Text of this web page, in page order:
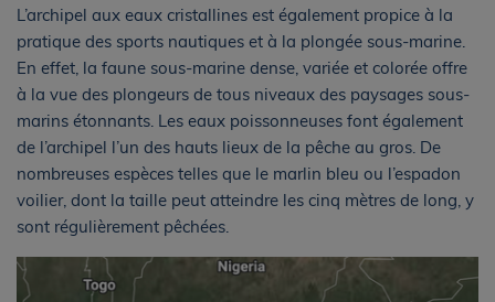
L’archipel aux eaux cristallines est également propice à la
pratique des sports nautiques et à la plongée sous-marine.
En effet, la faune sous-marine dense, variée et colorée offre
à la vue des plongeurs de tous niveaux des paysages sous-
marins étonnants. Les eaux poissonneuses font également
de l’archipel l’un des hauts lieux de la pêche au gros. De
nombreuses espèces telles que le marlin bleu ou l’espadon
voilier, dont la taille peut atteindre les cinq mètres de long, y
sont régulièrement pêchées.